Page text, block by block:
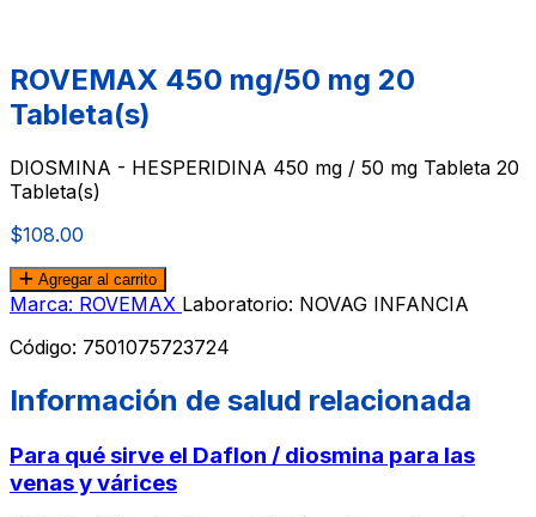
ROVEMAX 450 mg/50 mg 20
Tableta(s)
DIOSMINA - HESPERIDINA 450 mg / 50 mg Tableta 20
Tableta(s)
$108.00
Agregar al carrito
Marca: ROVEMAX Laboratorio: NOVAG INFANCIA
Código: 7501075723724
Información de salud relacionada
Para qué sirve el Daflon / diosmina para las
venas y várices